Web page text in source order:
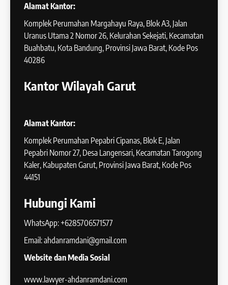
Alamat Kantor:
Komplek Perumahan Margahayu Raya, Blok A3, Jalan
Uranus Utama 2 Nomor 26, Kelurahan Sekejati, Kecamatan
Buahbatu, Kota Bandung, Provinsi Jawa Barat, Kode Pos
40286
Kantor Wilayah Garut
Alamat Kantor:
Komplek Perumahan Pepabri Cipanas, Blok E, Jalan
Pepabri Nomor 27, Desa Langensari, Kecamatan Tarogong
Kaler, Kabupaten Garut, Provinsi Jawa Barat, Kode Pos
44151
Hubungi Kami
WhatsApp: +6285706571577
Email: ahdanramdani@gmail.com
Website dan Media Sosial
www.lawyer-ahdanramdani.com